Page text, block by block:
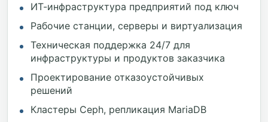
ИТ-инфраструктура предприятий под ключ
Рабочие станции, серверы и виртуализация
Техническая поддержка 24/7 для
инфраструктуры и продуктов заказчика
Проектирование отказоустойчивых
решений
Кластеры Ceph, репликация MariaDB